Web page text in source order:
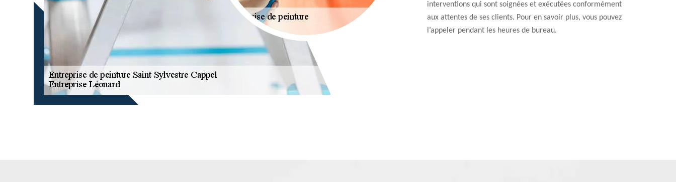
interventions qui sont soignées et exécutées conformément
aux attentes de ses clients. Pour en savoir plus, vous pouvez
l’appeler pendant les heures de bureau.